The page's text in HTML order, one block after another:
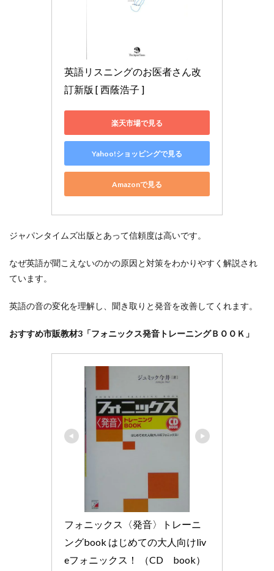
英語リスニングのお医者さん改
訂新版 [ 西蔭浩子 ]
楽天市場で見る
Yahoo!ショッピングで見る
Amazonで見る
ジャパンタイムズ出版とあって信頼度は高いです。
なぜ英語が聞こえないのかの原因と対策をわかりやすく解説され
ています。
英語の音の変化を理解し、聞き取りと発音を改善してくれます。
おすすめ市販教材3「フォニックス発音トレーニングＢＯＯＫ」
フォニックス〈発音〉トレーニ
ングbook はじめての大人向けliv
eフォニックス！ （CD　book）